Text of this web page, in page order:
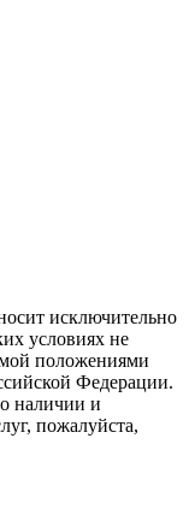
исключительно
условиях не
положениями
Федерации.
наличии и
пожалуйста,